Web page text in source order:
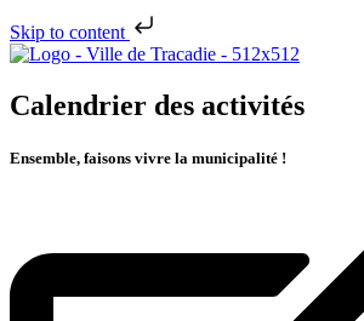
Skip to content
Calendrier des activités
Ensemble, faisons vivre la municipalité !